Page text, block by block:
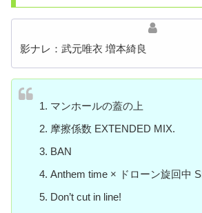
影ナレ：武元唯衣 増本綺良
マンホールの蓋の上
摩擦係数 EXTENDED MIX.
BAN
Anthem time × ドローン旋回中
Don’t cut in line!